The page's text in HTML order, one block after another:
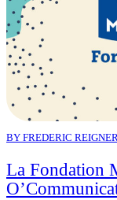
BY FREDERIC
La Fondation